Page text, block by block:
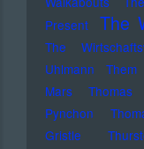
Present
The
The
Uhlmann
Them
Mars
Thomas
Pynchon
Gristle